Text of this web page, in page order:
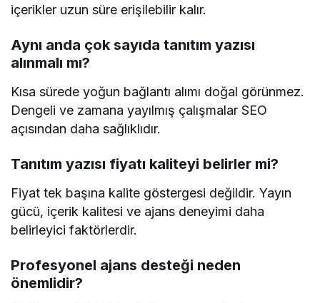
içerikler uzun süre erişilebilir kalır.
Aynı anda çok sayıda tanıtım yazısı
alınmalı mı?
Kısa sürede yoğun bağlantı alımı doğal görünmez.
Dengeli ve zamana yayılmış çalışmalar SEO
açısından daha sağlıklıdır.
Tanıtım yazısı fiyatı kaliteyi belirler mi?
Fiyat tek başına kalite göstergesi değildir. Yayın
gücü, içerik kalitesi ve ajans deneyimi daha
belirleyici faktörlerdir.
Profesyonel ajans desteği neden
önemlidir?